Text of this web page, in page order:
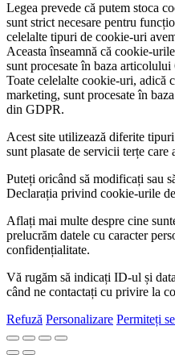
Legea prevede că putem stoca
sunt strict necesare pentru
celelalte tipuri de cookie-uri
Aceasta înseamnă că cookie-
sunt procesate în baza
Toate celelalte cookie-uri, adică
marketing, sunt procesate în
din GDPR.
Acest site utilizează diferite
sunt plasate de servicii terțe care
Puteți oricând să modificați sau
Declarația privind cookie-urile
Aflați mai multe despre cine
prelucrăm datele cu caracter
confidențialitate.
Vă rugăm să indicați ID-ul și
când ne contactați cu privire la
Refuză Personalizare Permiteți